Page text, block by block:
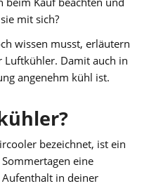
mit sich?
wissen musst, erläutern
Damit auch in
angenehm kühl ist.
bezeichnet, ist ein
eine
in deiner